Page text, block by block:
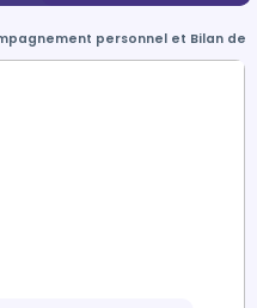
personnel et Bilan de